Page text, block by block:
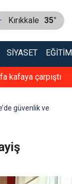
Kırıkkale 35°
SIYASET EĞITIM
Toptan ve
güvenlik ve